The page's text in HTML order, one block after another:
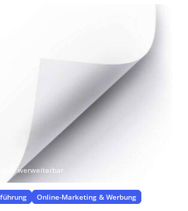
werweiterbar
Online-Marketing & Werbung